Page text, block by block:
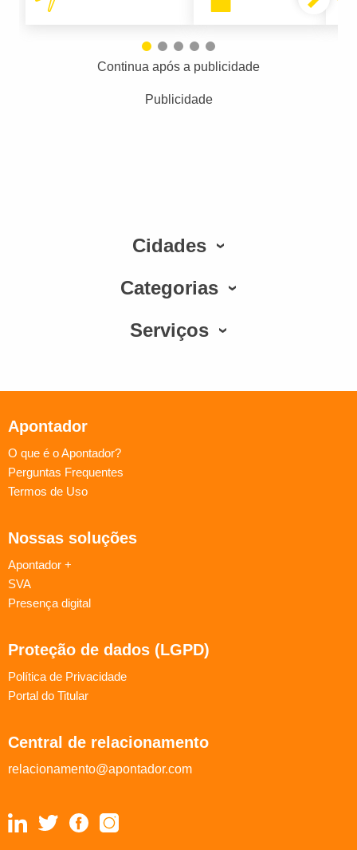
Continua após a publicidade
Publicidade
Cidades
Categorias
Serviços
Apontador
O que é o Apontador?
Perguntas Frequentes
Termos de Uso
Nossas soluções
Apontador +
SVA
Presença digital
Proteção de dados (LGPD)
Política de Privacidade
Portal do Titular
Central de relacionamento
relacionamento@apontador.com